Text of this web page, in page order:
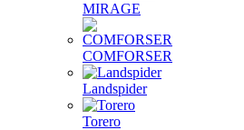
MIRAGE
COMFORSER
Landspider
Torero